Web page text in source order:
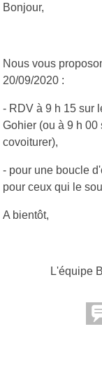
Bonjour,
Nous vous
20/09/2020 :
- RDV à 9 h 15 sur
Gohier (ou à 9 h
covoiturer),
- pour une boucle
pour ceux qui le
A bientôt,
L'équipe